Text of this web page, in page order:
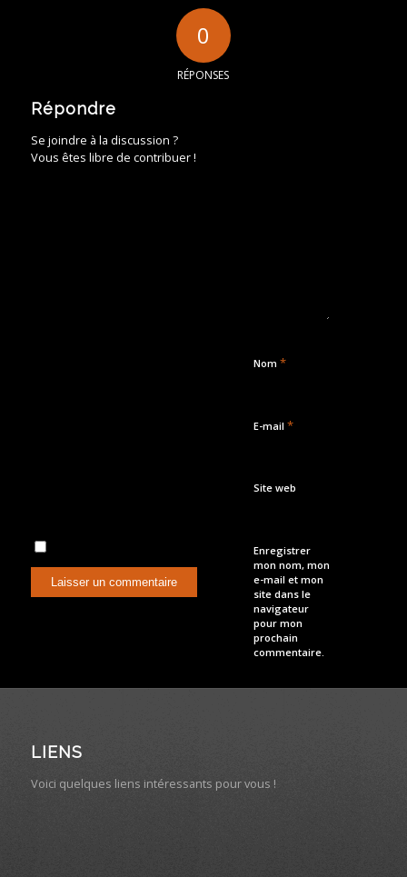
0
RÉPONSES
Répondre
Se joindre à la discussion ?
Vous êtes libre de contribuer !
Nom *
E-mail *
Site web
Enregistrer
mon nom, mon
e-mail et mon
site dans le
navigateur
pour mon
prochain
commentaire.
LIENS
Voici quelques liens intéressants pour vous !